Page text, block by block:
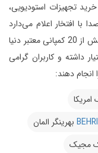
تجهیزات استودیویی،
با افتخار اعلام می‌دارد
این مجموعه در حال حاضر نمایندگی انحصاری بیش از 20 کمپانی معتبر دنیا
داشته و کاربران گرامی
دهند:
امریکا
بهرینگر المان
مجیک